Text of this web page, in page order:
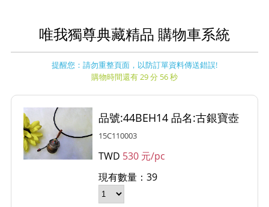
唯我獨尊典藏精品 購物車系統
提醒您：請勿重整頁面，以防訂單資料傳送錯誤!
購物時間還有 29 分 56 秒
品號:44BEH14 品名:古銀寶壺
15C110003
TWD 530 元/pc
現有數量：39